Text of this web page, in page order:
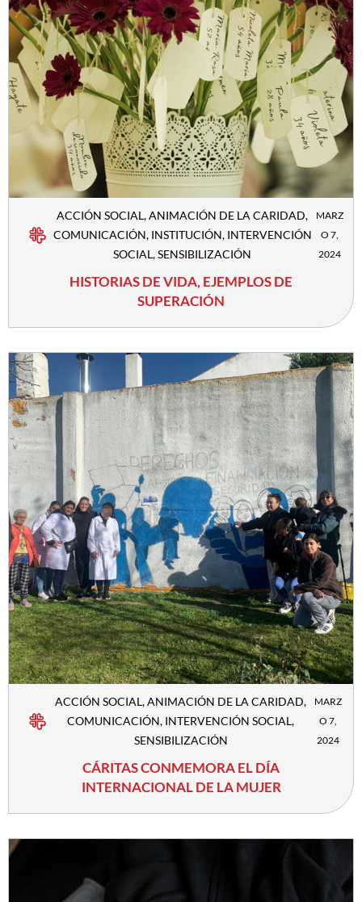
ACCIÓN SOCIAL,ANIMACIÓN DE LA CARIDAD,
COMUNICACIÓN, INSTITUCIÓN, INTERVENCIÓN
SOCIAL,SENSIBILIZACIÓN
MARZ
O 7,
2024
HISTORIAS DE VIDA, EJEMPLOS DE
SUPERACIÓN
ACCIÓN SOCIAL,ANIMACIÓN DE LA CARIDAD,
COMUNICACIÓN, INTERVENCIÓN SOCIAL,
SENSIBILIZACIÓN
MARZ
O 7,
2024
CÁRITAS CONMEMORA EL DÍA
INTERNACIONAL DE LA MUJER